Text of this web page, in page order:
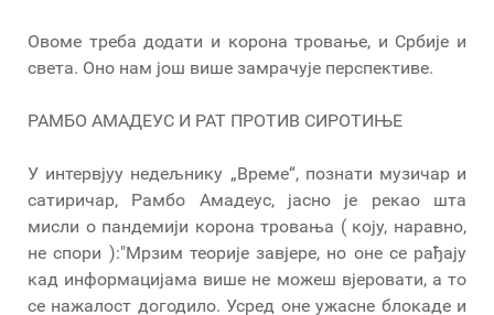
Овоме треба додати и корона тровање, и Србије и
света. Оно нам још више замрачује перспективе.
РАМБО АМАДЕУС И РАТ ПРОТИВ СИРОТИЊЕ
У интервјуу недељнику „Време“, познати музичар и
сатиричар, Рамбо Амадеус, јасно је рекао шта
мисли о пандемији корона тровања ( коју, наравно,
не спори ):"Мрзим теорије завјере, но оне се рађају
кад информацијама више не можеш вјеровати, а то
се нажалост догодило. Усред оне ужасне блокаде и